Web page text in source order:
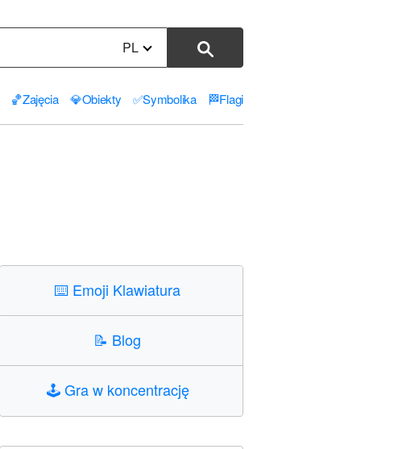
PL
🏀Zajęcia 💎Obiekty ✅Symbolika 🏁Flagi
⌨️ Emoji Klawiatura
📝 Blog
🕹️Gra w koncentrację